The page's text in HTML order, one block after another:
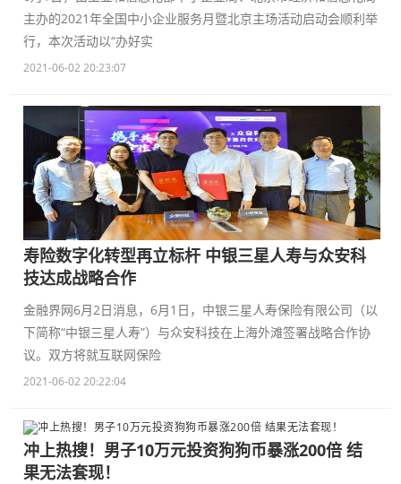
主办的2021年全国中小企业服务月暨北京主场活动启动会顺利举
行，本次活动以“办好实
2021-06-02 20:23:07
寿险数字化转型再立标杆 中银三星人寿与众安科
技达成战略合作
金融界网6月2日消息，6月1日，中银三星人寿保险有限公司（以
下简称“中银三星人寿”）与众安科技在上海外滩签署战略合作协
议。双方将就互联网保险
2021-06-02 20:22:04
冲上热搜！男子10万元投资狗狗币暴涨200倍 结
果无法套现！